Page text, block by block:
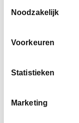
Noodzakelijk
Voorkeuren
Statistieken
Marketing
Vraag/opmerking